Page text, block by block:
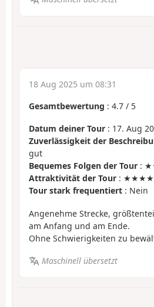
18 Aug 2025 um 08:31
Gesamtbewertung : 4.7 / 5
Datum deiner Tour : 17. Aug
Zuverlässigkeit der
gut
Bequemes Folgen der Tour :
Attraktivität der Tour :
Tour stark frequentiert : Nein
Angenehme Strecke,
am Anfang und am Ende.
Ohne Schwierigkeiten zu
Maschinell übersetzt